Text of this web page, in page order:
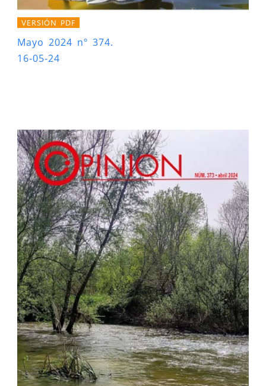
VERSIÓN PDF
Mayo 2024 nº 374.
16-05-24